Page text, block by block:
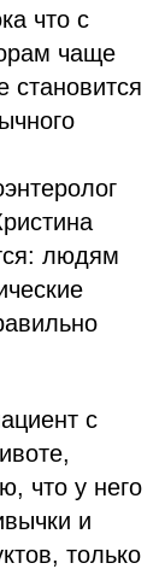
что с
чаще
становится
людям
с
что у него
и
только